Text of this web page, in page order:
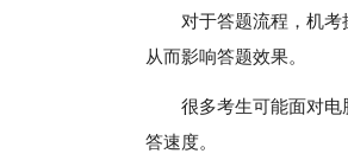
对于答题流程，机
从而影响答题效果。
很多考生可能面对
答速度。